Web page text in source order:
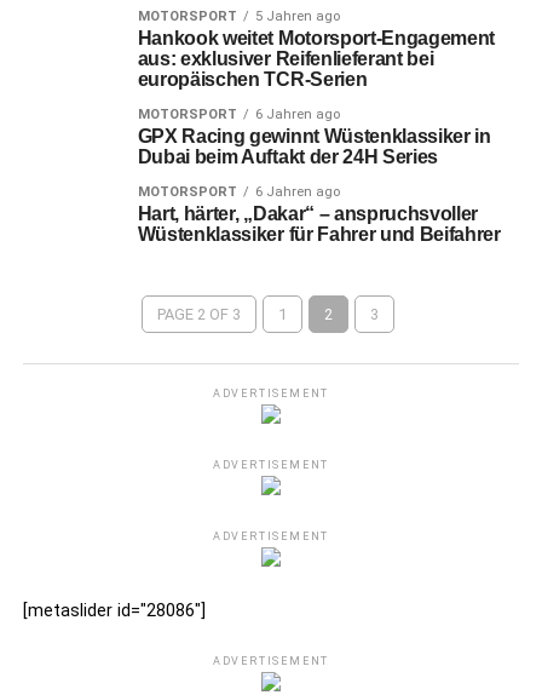
MOTORSPORT 5 Jahren ago
Hankook weitet Motorsport-Engagement
aus: exklusiver Reifenlieferant bei
europäischen TCR-Serien
MOTORSPORT 6 Jahren ago
GPX Racing gewinnt Wüstenklassiker in
Dubai beim Auftakt der 24H Series
MOTORSPORT 6 Jahren ago
Hart, härter, „Dakar“ – anspruchsvoller
Wüstenklassiker für Fahrer und Beifahrer
PAGE 2 OF 3 1 2 3
ADVERTISEMENT
ADVERTISEMENT
ADVERTISEMENT
[metaslider id="28086"]
ADVERTISEMENT